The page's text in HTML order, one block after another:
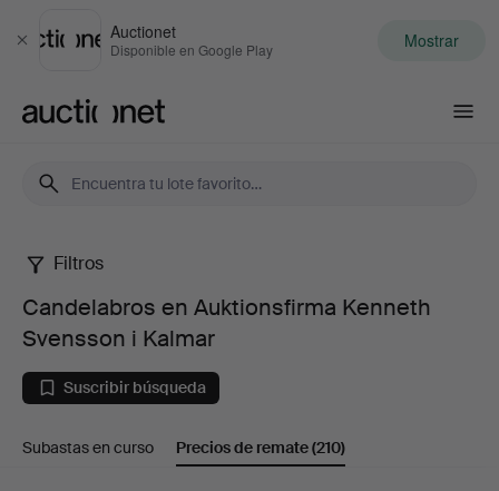
Cerrar
Auctionet
Disponible en Google Play Mostrar
Candelabros
en
Auktionsfirma
Kenneth
Filtros
Candelabros en Auktionsfirma Kenneth
Svensson i Kalmar
Suscribir búsqueda
Subastas en curso Precios de remate(210)